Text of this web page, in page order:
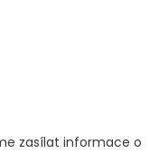
zasílat informace o